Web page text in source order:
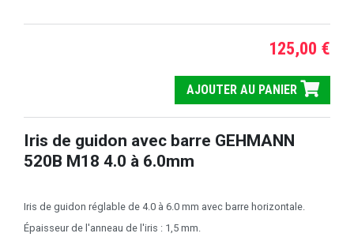
125,00 €
AJOUTER AU PANIER
Iris de guidon avec barre GEHMANN
520B M18 4.0 à 6.0mm
Iris de guidon réglable de 4.0 à 6.0 mm avec barre horizontale.
Épaisseur de l'anneau de l'iris : 1,5 mm.